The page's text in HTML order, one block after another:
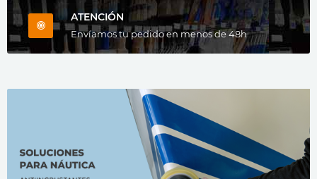
ATENCIÓN
Envíamos tu pedido en menos de 48h